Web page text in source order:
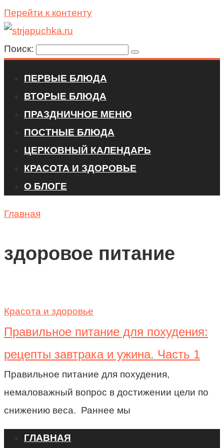
Перейти к контенту
Поиск:
ПЕРВЫЕ БЛЮДА
ВТОРЫЕ БЛЮДА
ПРАЗДНИЧНОЕ МЕНЮ
ПОСТНЫЕ БЛЮДА
ЦЕРКОВНЫЙ КАЛЕНДАРЬ
КРАСОТА И ЗДОРОВЬЕ
О БЛОГЕ
Главная
здоровое питание
Красота и здоровье
Правильное питание для похудения:
рецепты завтрака и ужина. Часть 1
Правильное питание для похудения,
немаловажный вопрос в достижении цели по
снижению веса. Раннее мы
ГЛАВНАЯ